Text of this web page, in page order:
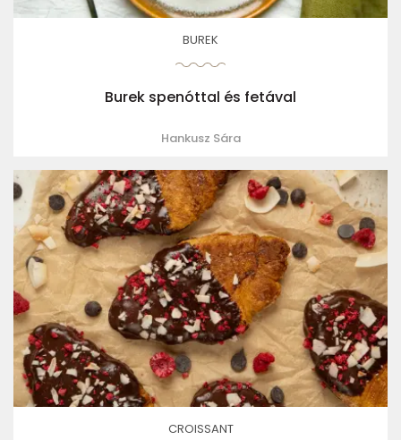
BUREK
Burek spenóttal és fetával
Hankusz Sára
CROISSANT